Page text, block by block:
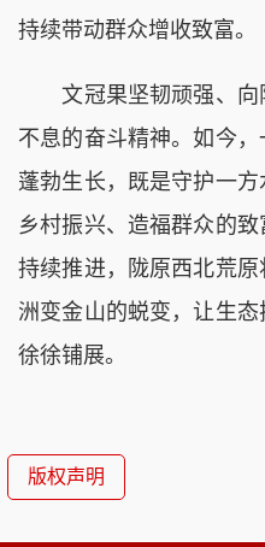
持续带动群众增收致富。
文冠果坚韧顽强、向
不息的奋斗精神。如今
蓬勃生长，既是守护一
乡村振兴、造福群众的
持续推进，陇原西北荒
洲变金山的蜕变，让生
徐徐铺展。
版权声明